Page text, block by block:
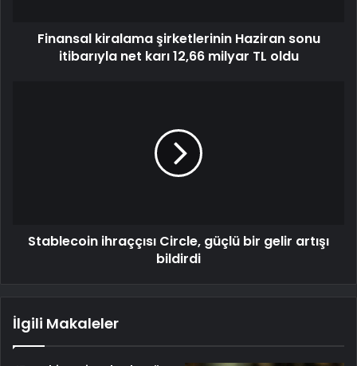
Finansal kiralama şirketlerinin Haziran sonu
itibarıyla net karı 12,66 milyar TL oldu
Stablecoin ihraççısı Circle, güçlü bir gelir artışı
bildirdi
İlgili Makaleler